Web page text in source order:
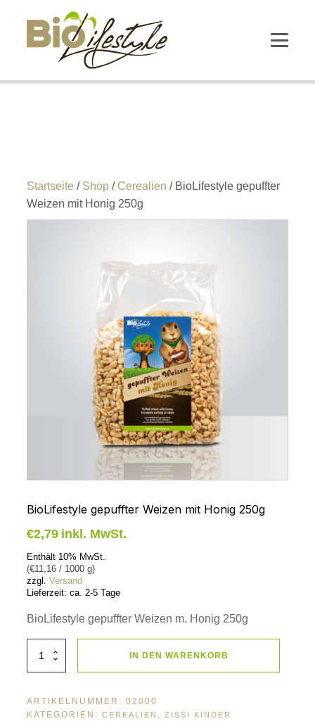
Startseite / Shop / Cerealien / BioLifestyle gepuffter
Weizen mit Honig 250g
BioLifestyle gepuffter Weizen mit Honig 250g
€2,79 inkl. MwSt.
Enthält 10% MwSt.
(€11,16 / 1000 g)
zzgl.Versand
Lieferzeit: ca. 2-5 Tage
BioLifestyle gepuffter Weizen m. Honig 250g
BioLifestyle
gepuffter
Menge
IN DEN WARENKORB
ARTIKELNUMMER:02000
KATEGORIEN:CEREALIEN ,ZISSI KINDER